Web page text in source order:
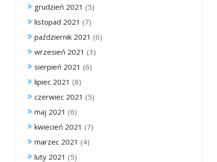
grudzień 2021 (5)
listopad 2021 (7)
październik 2021 (6)
wrzesień 2021 (3)
sierpień 2021 (6)
lipiec 2021 (8)
czerwiec 2021 (5)
maj 2021 (6)
kwiecień 2021 (7)
marzec 2021 (4)
luty 2021 (5)